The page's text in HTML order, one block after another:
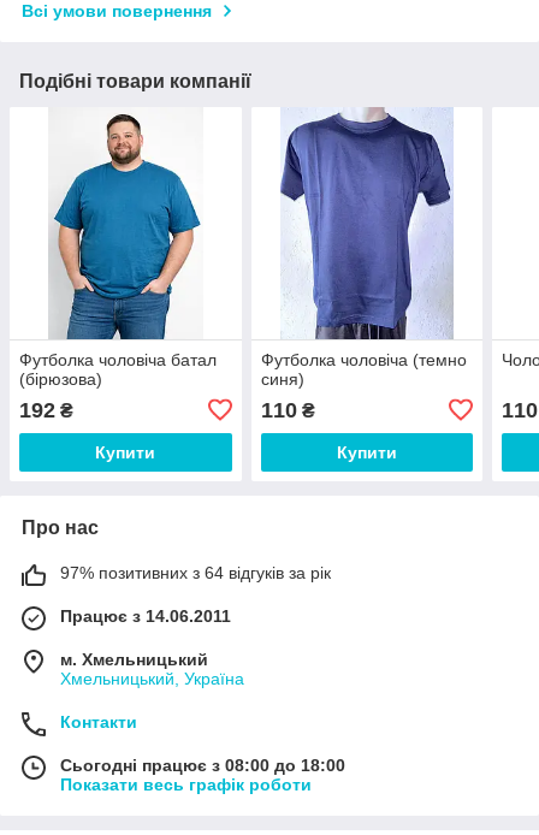
Всі умови повернення
Подібні товари компанії
Футболка чоловіча батал
(бірюзова)
192 ₴
Купити
Футболка чоловіча (темно
синя)
110₴
Купити
110
Про нас
97% позитивних з 64 відгуків за рік
Працює з 14.06.2011
м. Хмельницький
Хмельницький, Україна
Контакти
Сьогодні працює з 08:00 до 18:00
Показати весь графік роботи